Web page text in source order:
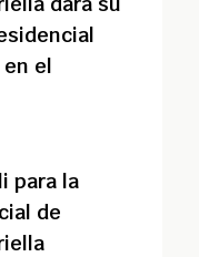
el
para la
de